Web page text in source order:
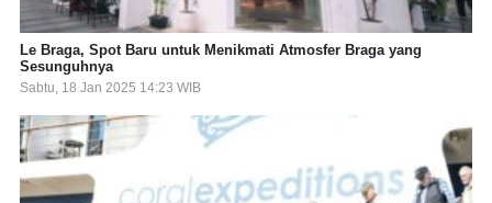
Le Braga, Spot Baru untuk Menikmati Atmosfer Braga yang
Sesunguhnya
Sabtu, 18 Jan 2025 14:23 WIB